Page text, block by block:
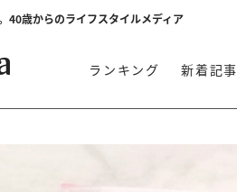
40歳からのライフスタイルメディア
ランキング 新着記事